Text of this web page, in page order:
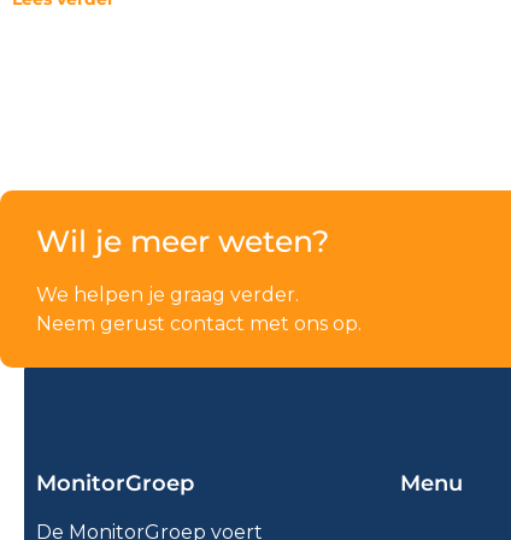
Wil je meer weten?
We helpen je graag verder.
Neem gerust contact met ons op.
MonitorGroep
De MonitorGroep voert
Menu